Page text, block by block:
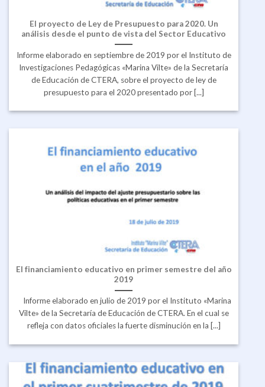
El proyecto de Ley de Presupuesto para 2020. Un
análisis desde el punto de vista del Sector Educativo
Informe elaborado en septiembre de 2019 por el Instituto de
Investigaciones Pedagógicas «Marina Vilte» de la Secretaría
de Educación de CTERA, sobre el proyecto de ley de
presupuesto para el 2020 presentado por [...]
El financiamiento educativo en primer semestre del año
2019
Informe elaborado en julio de 2019 por el Instituto «Marina
Vilte» de la Secretaría de Educación de CTERA. En el cual se
refleja con datos oficiales la fuerte disminución en la [...]